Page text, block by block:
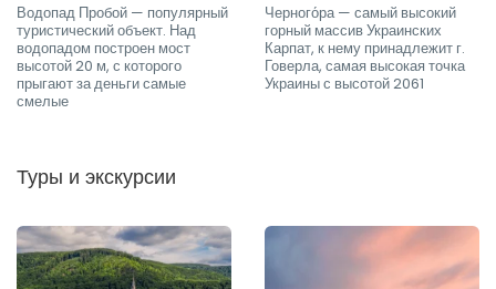
Водопад Пробой — популярный
туристический объект. Над
водопадом построен мост
высотой 20 м, с которого
прыгают за деньги самые
смелые
Черного́ра — самый высокий
горный массив Украинских
Карпат, к нему принадлежит г.
Говерла, самая высокая точка
Украины с высотой 2061
Туры и экскурсии